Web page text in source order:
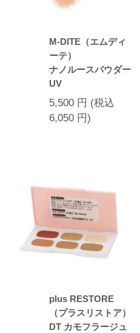
M-DITE（エムディ
ーテ）
ナノルースパウダー
UV
5,500 円 (税込
6,050 円)
plus RESTORE
（プラスリストア）
DT カモフラージュ